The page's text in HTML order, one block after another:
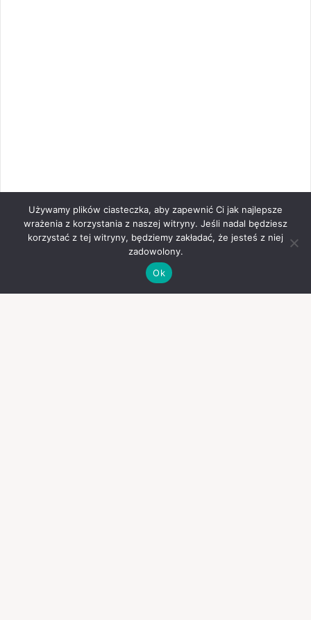
Używamy plików ciasteczka, aby zapewnić Ci jak najlepsze
wrażenia z korzystania z naszej witryny. Jeśli nadal będziesz
korzystać z tej witryny, będziemy zakładać, że jesteś z niej
zadowolony.
Ok